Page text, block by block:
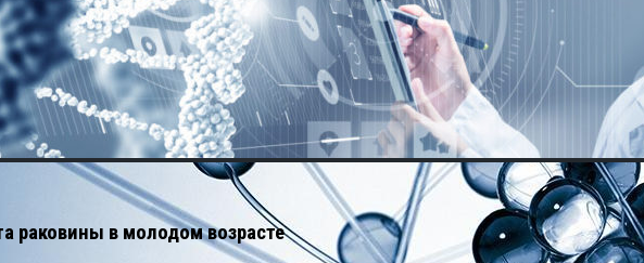
раковины в молодом возрасте